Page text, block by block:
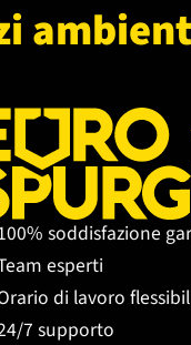
soddisfazione
esperti
di lavoro
7 supporto